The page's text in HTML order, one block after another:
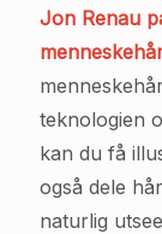
Jon Renau
teknologien
kan du få
også dele
naturlig